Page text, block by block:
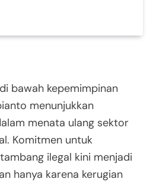
bawah kepemimpinan
menunjukkan
menata ulang sektor
Komitmen untuk
ilegal kini menjadi
hanya karena kerugian